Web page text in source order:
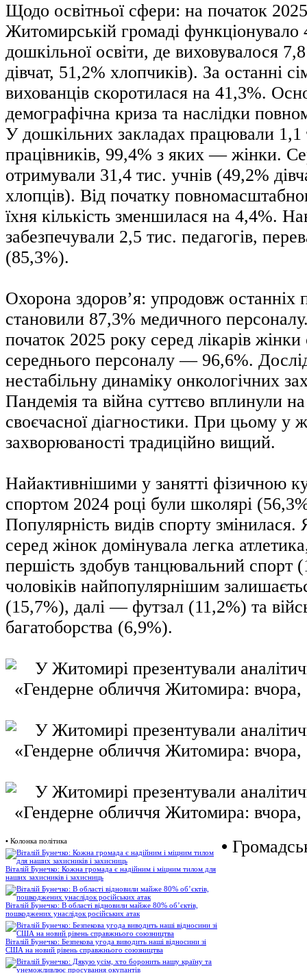
Щодо освітньої сфери: на початок
Житомирській громаді функціонувало
дошкільної освіти, де виховувалося
дівчат, 51,2% хлопчиків). За останні
вихованців скоротилася на 41,3%.
демографічна криза та наслідки
У дошкільних закладах працювали 1,1
працівників, 99,4% з яких — жінки.
отримували 31,4 тис. учнів (49,2%
хлопців). Від початку
їхня кількість зменшилася на 4,4%.
забезпечували 2,5 тис. педагогів,
(85,3%).
Охорона здоров’я: упродовж останніх
становили 87,3% медичного
початок 2025 року серед лікарів
середнього персоналу — 96,6%.
нестабільну динаміку онкологічних
Пандемія та війна суттєво вплинули
своєчасної діагностики. При цьому у
захворюваності традиційно вищий.
Найактивнішими у занятті фізичною
спортом 2024 році були школярі
Популярність видів спорту
серед жінок домінувала легка
першість здобув танцювальний спорт
чоловіків найпопулярнішим
(15,7%), далі — футзал (11,2%) та
багатоборства (6,9%).
• Колонка політика
Віталій Бунечко: Кожна громада є надійним і міцним тилом для
наших захисників і захисниць
Віталій Бунечко: В області відновили майже 80% об’єктів,
пошкоджених унаслідок російських атак
Віталій Бунечко: Безпекова угода виводить наші відносини зі
США на новий рівень справжнього союзництва
•